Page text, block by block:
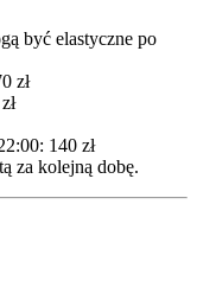
być elastyczne po
zł
140 zł
za kolejną dobę.